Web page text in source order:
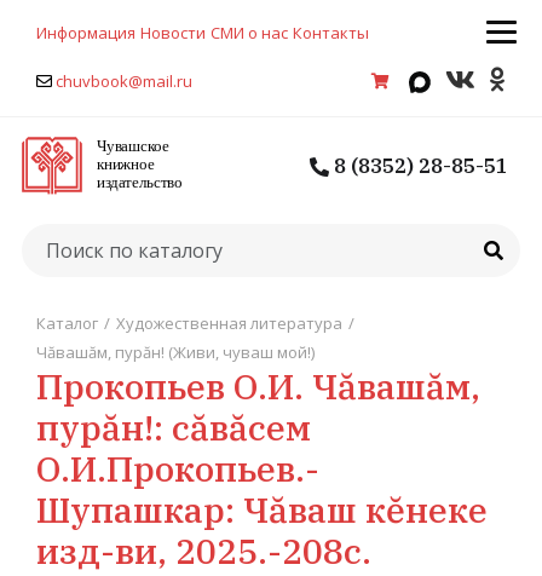
Информация Новости СМИ о нас Контакты
chuvbook@mail.ru
8 (8352) 28-85-51
Каталог / Художественная литература /
Чăвашăм, пурăн! (Живи, чуваш мой!)
Прокопьев О.И. Чăвашăм,
пурăн!: сăвăсем
О.И.Прокопьев.-
Шупашкар: Чăваш кĕнеке
изд-ви, 2025.-208с.